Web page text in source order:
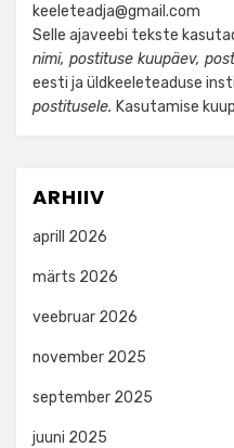
keeleteadja@gmail.com
Selle ajaveebi tekste
nimi, postituse kuupäev,
eesti ja üldkeeleteaduse
postitusele. Kasutamise
ARHIIV
aprill 2026
märts 2026
veebruar 2026
november 2025
september 2025
juuni 2025